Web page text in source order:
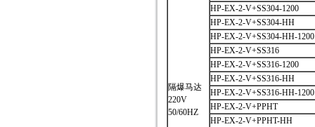
隔爆马达
220V
50/60HZ
HP-EX-2-V+SS304-1200
HP-EX-2-V+SS304-HH
HP-EX-2-V+SS304-HH-1200
HP-EX-2-V+SS316
HP-EX-2-V+SS316-1200
HP-EX-2-V+SS316-HH
HP-EX-2-V+SS316-HH-1200
HP-EX-2-V+PPHT
HP-EX-2-V+PPHT-HH